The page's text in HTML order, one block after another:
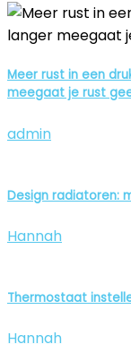
Meer rust in een
meegaat je rust
admin
Design radiatoren:
Hannah
Thermostaat
Hannah